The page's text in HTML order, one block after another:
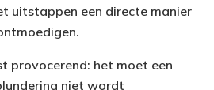
uitstappen een directe manier
provocerend: het moet een
niet wordt